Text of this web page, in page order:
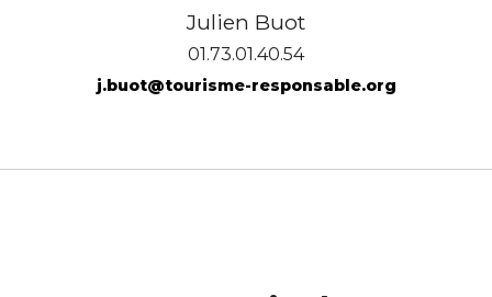
Julien Buot
01.73.01.40.54
j.buot@tourisme-responsable.org